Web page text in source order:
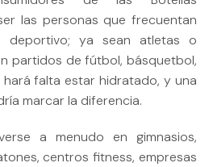
las personas que frecuentan
deportivo; ya sean atletas o
partidos de fútbol, básquetbol,
falta estar hidratado, y una
marcar la diferencia.
a menudo en gimnasios,
centros fitness, empresas